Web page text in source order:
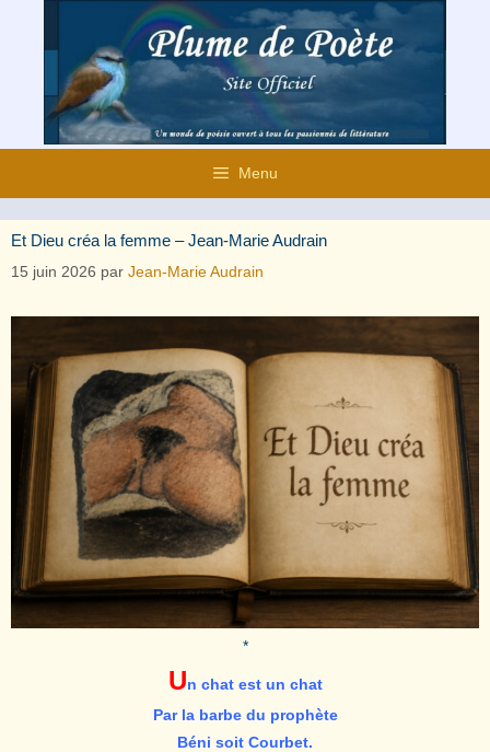
contenu
Menu
Et Dieu créa la femme – Jean-Marie Audrain
15 juin 2026 par Jean-Marie Audrain
*
Un chat est un chat
Par la barbe du prophète
Béni soit Courbet.